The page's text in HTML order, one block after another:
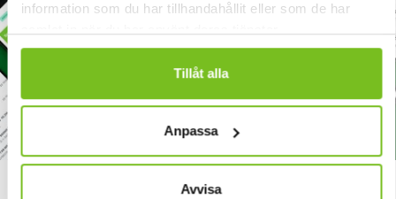
information som du har tillhandahållit eller som de har
Tillåt alla
Anpassa
Avvisa